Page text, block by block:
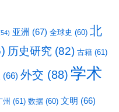
亚洲 (67) 全球史 (60) 北
历史研究 (82) 古籍 (61)
(66) 外交 (88) 学术
州 (61) 数据 (60) 文明 (66)